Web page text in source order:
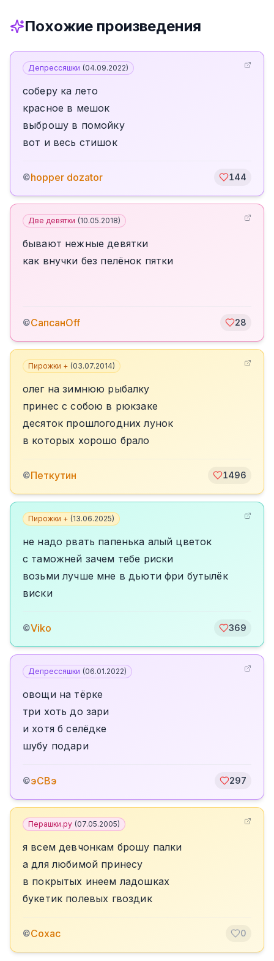
Похожие произведения
Депрессяшки (04.09.2022)
соберу ка лето
красное в мешок
выброшу в помойку
вот и весь стишок
©hopper dozator 144
Две девятки (10.05.2018)
бывают нежные девятки
как внучки без пелёнок пятки
©СапсанOff 28
Пирожки + (03.07.2014)
олег на зимнюю рыбалку
принес с собою в рюкзаке
десяток прошлогодних лунок
в которых хорошо брало
©Петкутин 1496
Пирожки + (13.06.2025)
не надо рвать папенька алый цветок
с таможней зачем тебе риски
возьми лучше мне в дьюти фри бутылёк
виски
©Viko 369
Депрессяшки (06.01.2022)
овощи на тёрке
три хоть до зари
и хотя б селёдке
шубу подари
©эСВэ 297
Перашки.ру (07.05.2005)
я всем девчонкам брошу палки
а для любимой принесу
в покрытых инеем ладошках
букетик полевых гвоздик
©Сохас 0